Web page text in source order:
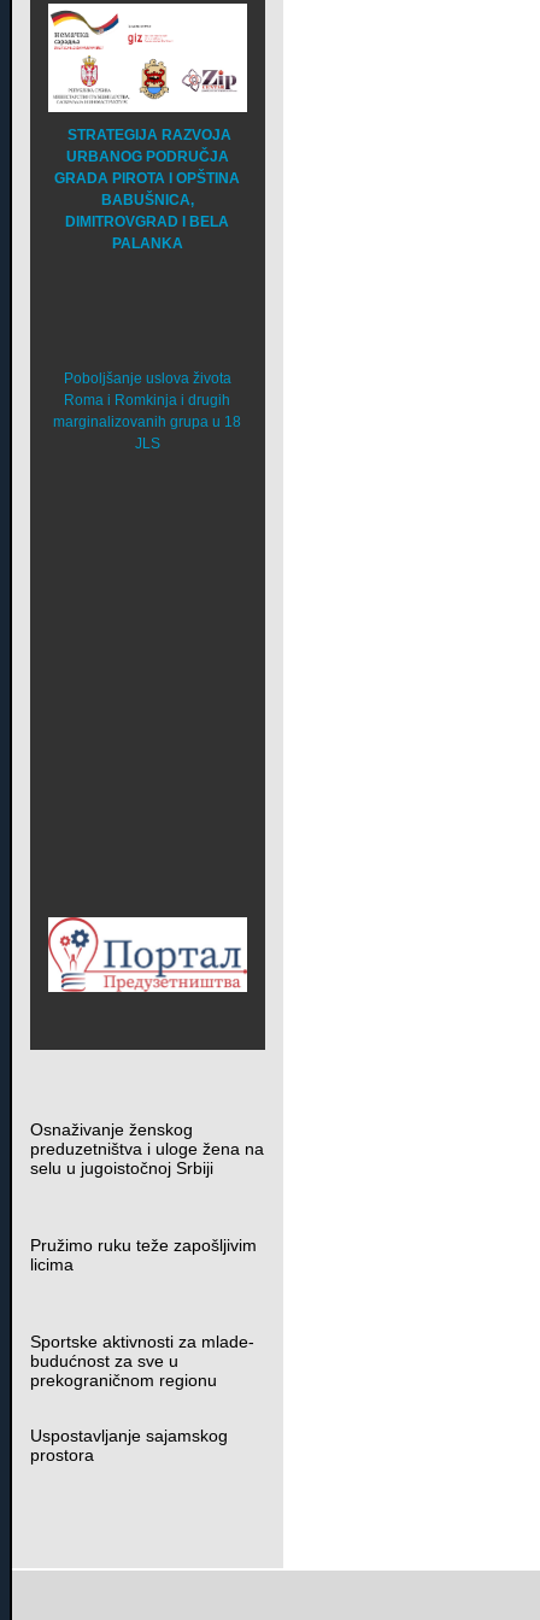
STRATEGIJA RAZVOJA
URBANOG PODRUČJA
GRADA PIROTA I OPŠTINA
BABUŠNICA,
DIMITROVGRAD I BELA
PALANKA
Poboljšanje uslova života
Roma i Romkinja i drugih
marginalizovanih grupa u 18
JLS
Osnaživanje ženskog
preduzetništva i uloge žena na
selu u jugoistočnoj Srbiji
Pružimo ruku teže zapošljivim
licima
Sportske aktivnosti za mlade-
budućnost za sve u
prekograničnom regionu
Uspostavljanje sajamskog
prostora